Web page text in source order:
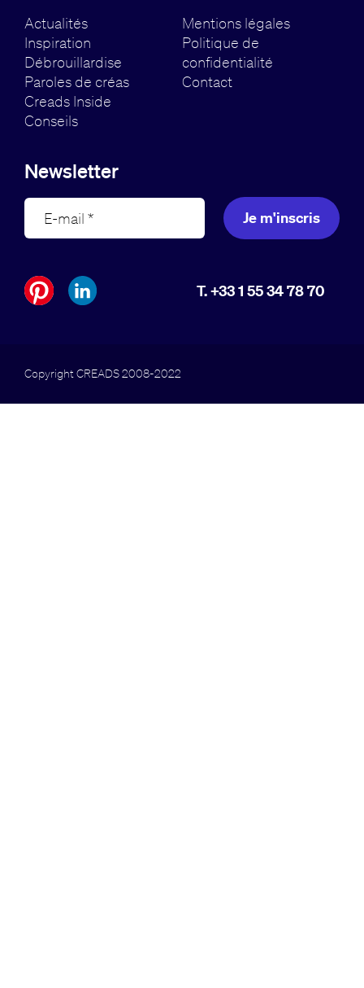
Actualités
Inspiration
Débrouillardise
Paroles de créas
Creads Inside
Conseils
Mentions légales
Politique de
confidentialité
Contact
Newsletter
Je m'inscris
T. +33 1 55 34 78 70
Copyright CREADS 2008-2022